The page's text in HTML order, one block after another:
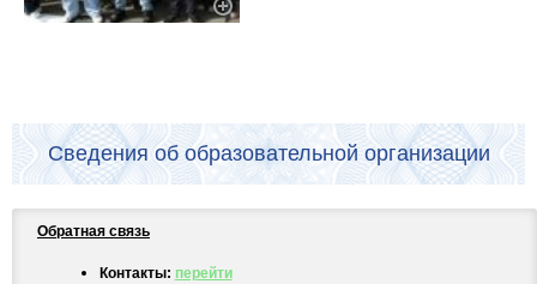
Сведения об образовательной организации
Обратная связь
Контакты: перейти